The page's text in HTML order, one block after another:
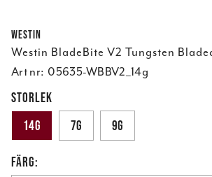
Westin
Westin BladeBite V2 Tungsten
Art nr: 05635-WBBV2_14g
STORLEK
14g
7g 9g
FÄRG: